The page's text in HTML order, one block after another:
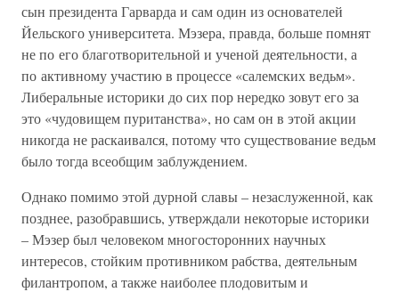
сын президента Гарварда и сам один из основателей
Йельского университета. Мэзера, правда, больше помнят
не по его благотворительной и ученой деятельности, а
по активному участию в процессе «салемских ведьм».
Либеральные историки до сих пор нередко зовут его за
это «чудовищем пуританства», но сам он в этой акции
никогда не раскаивался, потому что существование ведьм
было тогда всеобщим заблуждением.
Однако помимо этой дурной славы – незаслуженной, как
позднее, разобравшись, утверждали некоторые историки
– Мэзер был человеком многосторонних научных
интересов, стойким противником рабства, деятельным
филантропом, а также наиболее плодовитым и